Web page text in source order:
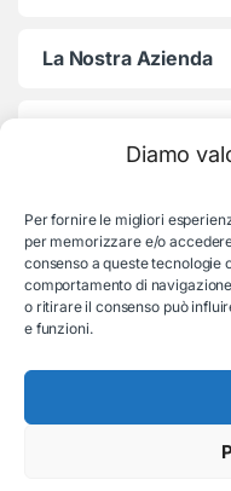
Diamo
Per fornire le migliori
per memorizzare e/o
consenso a queste tecnologie
comportamento di
o ritirare il consenso può
e funzioni.
La Nostra Azienda